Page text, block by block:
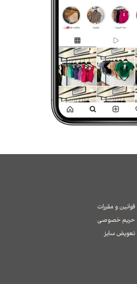
قوانین و مقررات
حریم خصوصی
تعویض سایز